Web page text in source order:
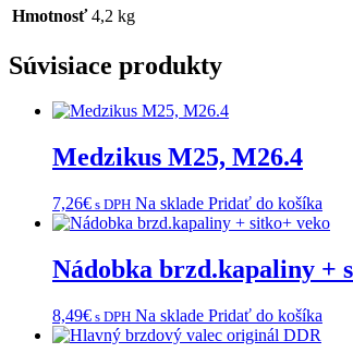
Hmotnosť 4,2 kg
Súvisiace produkty
Medzikus M25, M26.4
7,26€ s DPH Na sklade Pridať do košíka
Nádobka brzd.kapaliny +
8,49€ s DPH Na sklade Pridať do košíka